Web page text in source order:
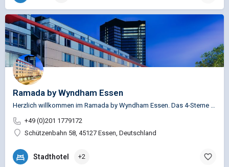
Ramada by Wyndham Essen
Herzlich willkommen im Ramada by Wyndham Essen. Das 4-Sterne Tagungshotel bietet Ihnen einen besonderen…
+49 (0)201 1779172
Schützenbahn 58, 45127 Essen, Deutschland
Stadthotel +2